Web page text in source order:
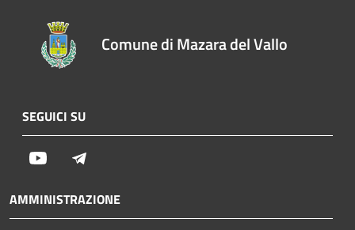
Comune di Mazara del Vallo
SEGUICI SU
Youtube
AMMINISTRAZIONE